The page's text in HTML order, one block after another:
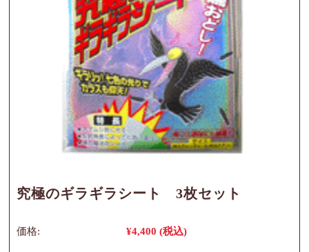
究極のギラギラシート 3枚セット
価格: ¥4,400 (税込)